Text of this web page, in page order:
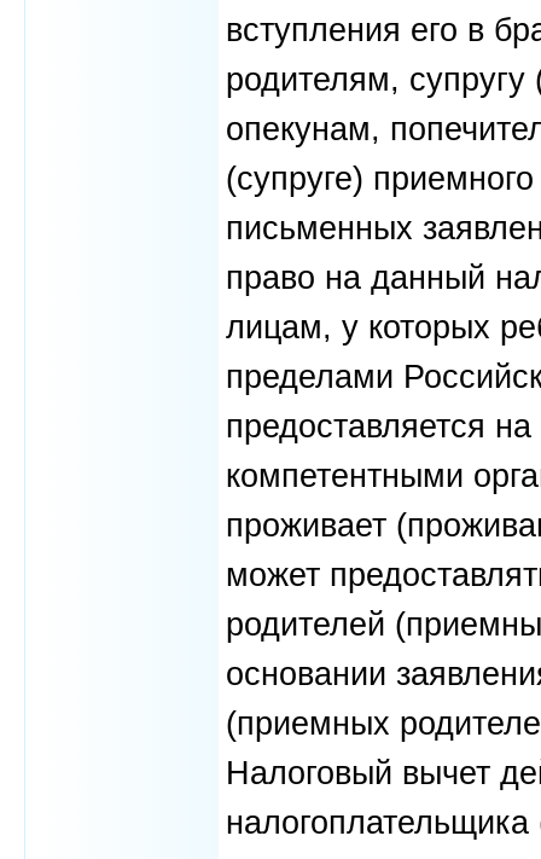
вступления его в
родителям,
опекунам,
(супруге)
письменных
право на данный
лицам, у которых
пределами
предоставляется
компетентными
проживает
может
родителей
основании
(приемных
Налоговый вычет